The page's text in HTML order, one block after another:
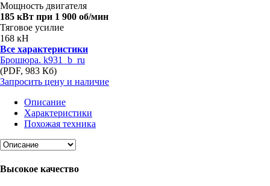
Мощность двигателя
185 кВт при 1 900 об/мин
Тяговое усилие
168 кН
Все характеристики
Брошюра. k931_b_ru
(PDF, 983 Кб)
Запросить цену и наличие
Описание
Характеристики
Похожая техника
Высокое качество